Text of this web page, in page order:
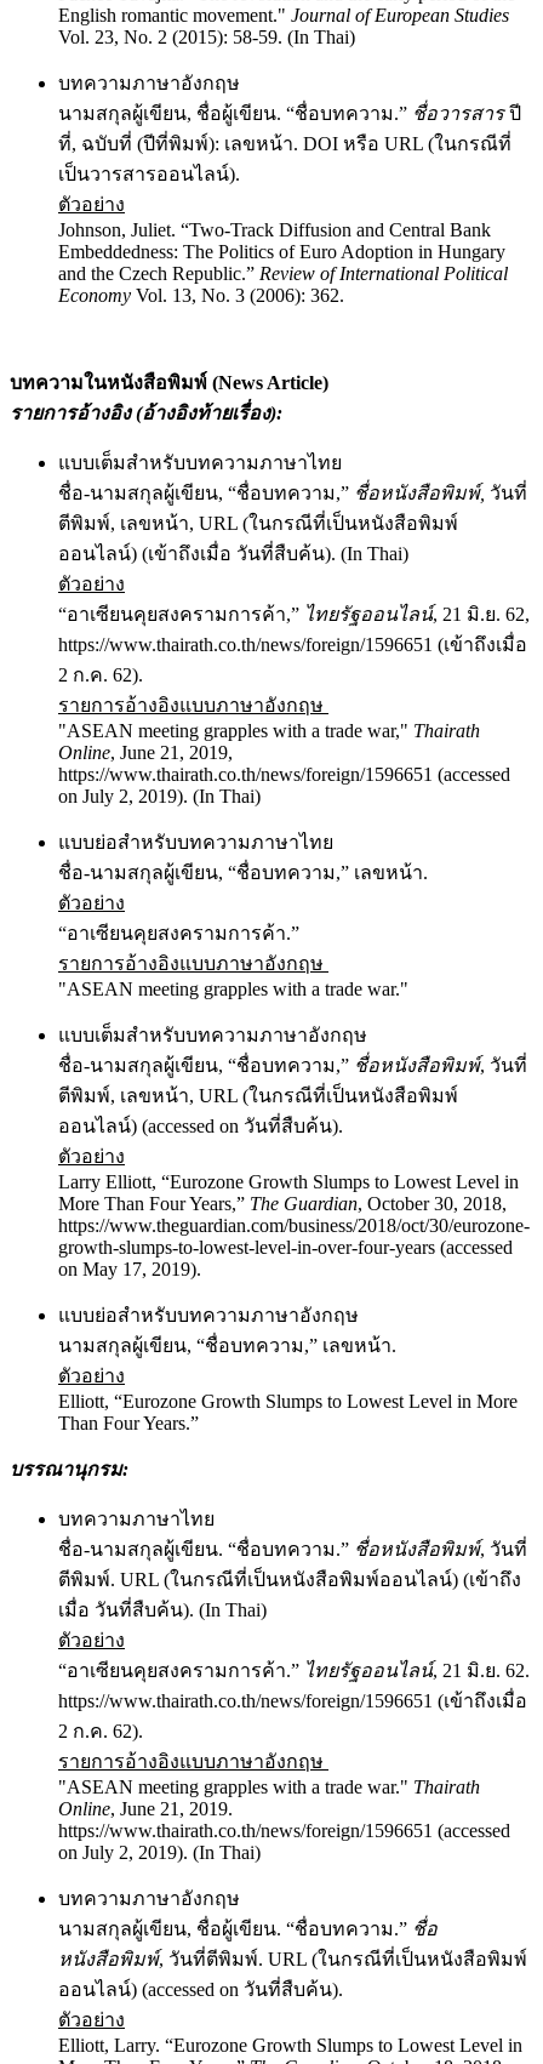
English romantic movement." Journal of European Studies
Vol. 23, No. 2 (2015): 58-59. (In Thai)
บทความภาษาอังกฤษ
นามสกุลผู้เขียน, ชื่อผู้เขียน. “ชื่อบทความ.” ชื่อวารสารปี
ที่, ฉบับที่ (ปีที่พิมพ์): เลขหน้า. DOI หรือ URL (ในกรณีที่
เป็นวารสารออนไลน์).
ตัวอย่าง
Johnson, Juliet. “Two-Track Diffusion and Central Bank
Embeddedness: The Politics of Euro Adoption in Hungary
and the Czech Republic.” Review of International Political
Economy Vol. 13, No. 3 (2006): 362.
บทความในหนังสือพิมพ์ (News Article)
รายการอ้างอิง (อ้างอิงท้ายเรื่อง):
แบบเต็มสำหรับบทความภาษาไทย
ชื่อ-นามสกุลผู้เขียน, “ชื่อบทความ,” ชื่อหนังสือพิมพ์, วันที่
ตีพิมพ์, เลขหน้า, URL (ในกรณีที่เป็นหนังสือพิมพ์
ออนไลน์) (เข้าถึงเมื่อ วันที่สืบค้น). (In Thai)
ตัวอย่าง
“อาเซียนคุยสงครามการค้า,” ไทยรัฐออนไลน์, 21 มิ.ย. 62,
https://www.thairath.co.th/news/foreign/1596651 (เข้าถึงเมื่อ
2 ก.ค. 62).
รายการอ้างอิงแบบภาษาอังกฤษ
"ASEAN meeting grapples with a trade war," Thairath
Online, June 21, 2019,
https://www.thairath.co.th/news/foreign/1596651 (accessed
on July 2, 2019). (In Thai)
แบบย่อสำหรับบทความภาษาไทย
ชื่อ-นามสกุลผู้เขียน, “ชื่อบทความ,” เลขหน้า.
ตัวอย่าง
“อาเซียนคุยสงครามการค้า.”
รายการอ้างอิงแบบภาษาอังกฤษ
"ASEAN meeting grapples with a trade war."
แบบเต็มสำหรับบทความภาษาอังกฤษ
ชื่อ-นามสกุลผู้เขียน, “ชื่อบทความ,” ชื่อหนังสือพิมพ์, วันที่
ตีพิมพ์, เลขหน้า, URL (ในกรณีที่เป็นหนังสือพิมพ์
ออนไลน์) (accessed on วันที่สืบค้น).
ตัวอย่าง
Larry Elliott, “Eurozone Growth Slumps to Lowest Level in
More Than Four Years,” The Guardian, October 30, 2018,
https://www.theguardian.com/business/2018/oct/30/eurozone-
growth-slumps-to-lowest-level-in-over-four-years (accessed
on May 17, 2019).
แบบย่อสำหรับบทความภาษาอังกฤษ
นามสกุลผู้เขียน, “ชื่อบทความ,” เลขหน้า.
ตัวอย่าง
Elliott, “Eurozone Growth Slumps to Lowest Level in More
Than Four Years.”
บรรณานุกรม:
บทความภาษาไทย
ชื่อ-นามสกุลผู้เขียน. “ชื่อบทความ.” ชื่อหนังสือพิมพ์, วันที่
ตีพิมพ์. URL (ในกรณีที่เป็นหนังสือพิมพ์ออนไลน์) (เข้าถึง
เมื่อ วันที่สืบค้น). (In Thai)
ตัวอย่าง
“อาเซียนคุยสงครามการค้า.” ไทยรัฐออนไลน์, 21 มิ.ย. 62.
https://www.thairath.co.th/news/foreign/1596651 (เข้าถึงเมื่อ
2 ก.ค. 62).
รายการอ้างอิงแบบภาษาอังกฤษ
"ASEAN meeting grapples with a trade war." Thairath
Online, June 21, 2019.
https://www.thairath.co.th/news/foreign/1596651 (accessed
on July 2, 2019). (In Thai)
บทความภาษาอังกฤษ
นามสกุลผู้เขียน, ชื่อผู้เขียน. “ชื่อบทความ.” ชื่อ
หนังสือพิมพ์, วันที่ตีพิมพ์. URL (ในกรณีที่เป็นหนังสือพิมพ์
ออนไลน์) (accessed on วันที่สืบค้น).
ตัวอย่าง
Elliott, Larry. “Eurozone Growth Slumps to Lowest Level in